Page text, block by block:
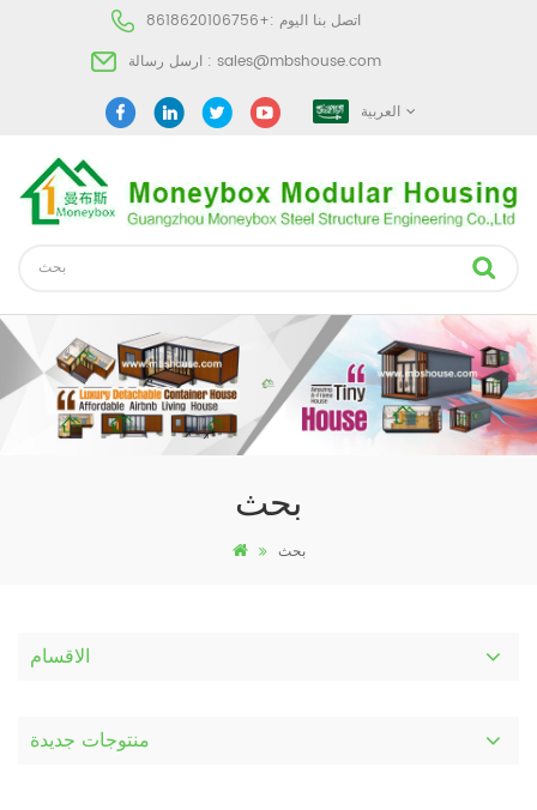
اتصل بنا اليوم :+8618620106756
ارسل رسالة : sales@mbshouse.com
العربية
بحث
بحث
الاقسام
منتوجات جديدة